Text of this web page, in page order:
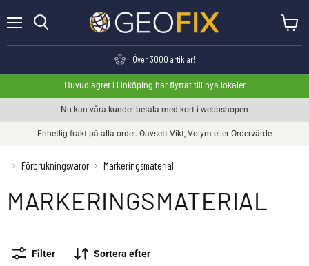
Över 3000 artiklar!
Huvudlagret i Linköping har flyttat till nya lokaler
Nu kan våra kunder betala med kort i webbshopen
Enhetlig frakt på alla order. Oavsett Vikt, Volym eller Ordervärde
› Förbrukningsvaror › Markeringsmaterial
MARKERINGSMATERIAL
Filter Sortera efter